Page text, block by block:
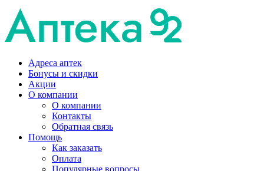
Адреса аптек
Бонусы и скидки
Акции
О компании
О компании
Контакты
Обратная связь
Помощь
Как заказать
Оплата
Популярные вопросы